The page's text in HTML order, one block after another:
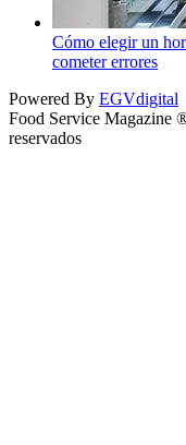
Cómo elegir un
cometer errores
Powered By EGVdigital
Food Service Magazine
reservados